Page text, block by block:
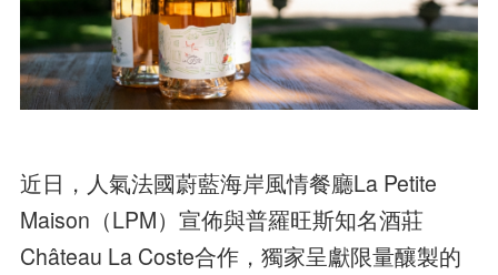
近日，人氣法國蔚藍海岸風情餐廳La Petite
Maison（LPM）宣佈與普羅旺斯知名酒莊
Château La Coste合作，獨家呈獻限量釀製的